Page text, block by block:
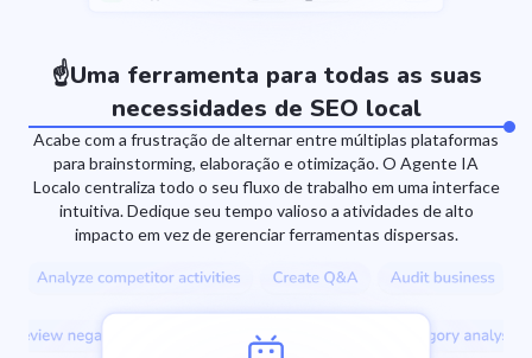
☝️Uma ferramenta para todas as suas
necessidades de SEO local
Acabe com a frustração de alternar entre múltiplas plataformas
para brainstorming, elaboração e otimização. O Agente IA
Localo centraliza todo o seu fluxo de trabalho em uma interface
intuitiva. Dedique seu tempo valioso a atividades de alto
impacto em vez de gerenciar ferramentas dispersas.